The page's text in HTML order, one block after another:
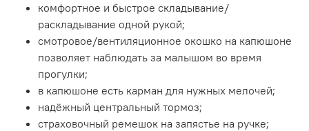
комфортное и быстрое складывание/
раскладывание одной рукой;
смотровое/вентиляционное окошко на капюшоне
позволяет наблюдать за малышом во время
прогулки;
в капюшоне есть карман для нужных мелочей;
надёжный центральный тормоз;
страховочный ремешок на запястье на ручке;